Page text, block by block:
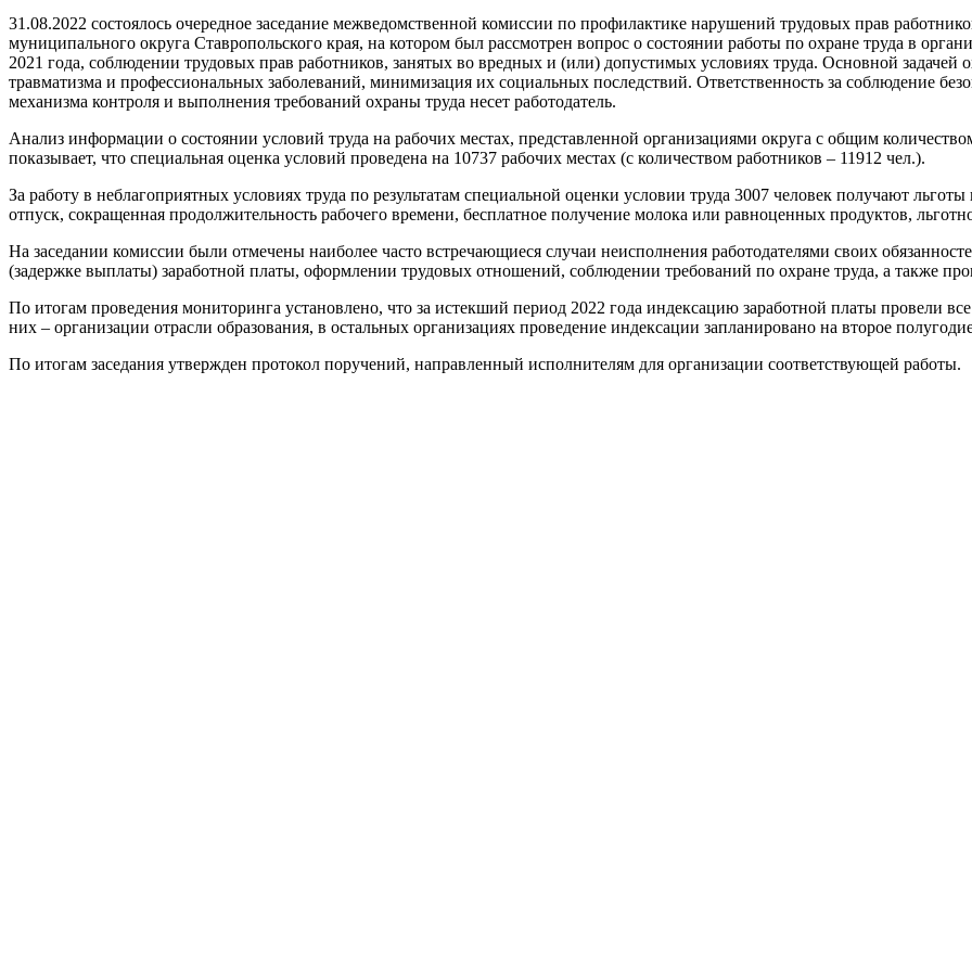
31.08.2022 состоялось очередное заседание межведомственной комиссии по профилактике нарушений трудовых прав
муниципального округа Ставропольского края, на котором был рассмотрен вопрос о состоянии работы по охране труда в
2021 года, соблюдении трудовых прав работников, занятых во вредных и (или) допустимых условиях труда. Основной задачей
травматизма и профессиональных заболеваний, минимизация их социальных последствий. Ответственность за соблюдение
механизма контроля и выполнения требований охраны труда несет работодатель.
Анализ информации о состоянии условий труда на рабочих местах, представленной организациями округа с общим
показывает, что специальная оценка условий проведена на 10737 рабочих местах (с количеством работников – 11912 чел.).
За работу в неблагоприятных условиях труда по результатам специальной оценки условии труда 3007 человек получают
отпуск, сокращенная продолжительность рабочего времени, бесплатное получение молока или равноценных продуктов,
На заседании комиссии были отмечены наиболее часто встречающиеся случаи неисполнения работодателями своих
(задержке выплаты) заработной платы, оформлении трудовых отношений, соблюдении требований по охране труда, а также
По итогам проведения мониторинга установлено, что за истекший период 2022 года индексацию заработной платы провели
них – организации отрасли образования, в остальных организациях проведение индексации запланировано на второе
По итогам заседания утвержден протокол поручений, направленный исполнителям для организации соответствующей работы.